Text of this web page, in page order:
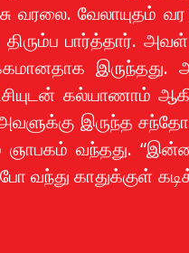
வரலை. வேலாயுதம்
பார்த்தார்.
இருந்தது.
கல்யாணாம்
இருந்த
ஞாபகம் வந்தது.
வந்து காதுக்குள்